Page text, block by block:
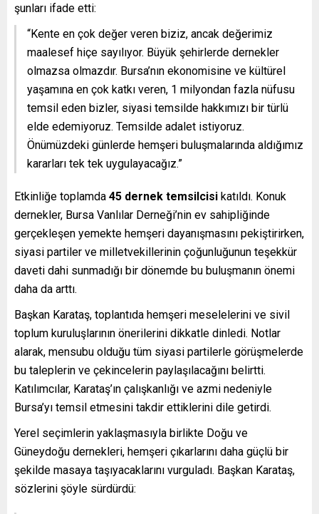
şunları ifade etti:
“Kente en çok değer veren biziz, ancak değerimiz
maalesef hiçe sayılıyor. Büyük şehirlerde dernekler
olmazsa olmazdır. Bursa’nın ekonomisine ve kültürel
yaşamına en çok katkı veren, 1 milyondan fazla nüfusu
temsil eden bizler, siyasi temsilde hakkımızı bir türlü
elde edemiyoruz. Temsilde adalet istiyoruz.
Önümüzdeki günlerde hemşeri buluşmalarında aldığımız
kararları tek tek uygulayacağız.”
Etkinliğe toplamda 45 dernek temsilcisi katıldı. Konuk
dernekler, Bursa Vanlılar Derneği’nin ev sahipliğinde
gerçekleşen yemekte hemşeri dayanışmasını pekiştirirken,
siyasi partiler ve milletvekillerinin çoğunluğunun teşekkür
daveti dahi sunmadığı bir dönemde bu buluşmanın önemi
daha da arttı.
Başkan Karataş, toplantıda hemşeri meselelerini ve sivil
toplum kuruluşlarının önerilerini dikkatle dinledi. Notlar
alarak, mensubu olduğu tüm siyasi partilerle görüşmelerde
bu taleplerin ve çekincelerin paylaşılacağını belirtti.
Katılımcılar, Karataş’ın çalışkanlığı ve azmi nedeniyle
Bursa’yı temsil etmesini takdir ettiklerini dile getirdi.
Yerel seçimlerin yaklaşmasıyla birlikte Doğu ve
Güneydoğu dernekleri, hemşeri çıkarlarını daha güçlü bir
şekilde masaya taşıyacaklarını vurguladı. Başkan Karataş,
sözlerini şöyle sürdürdü: